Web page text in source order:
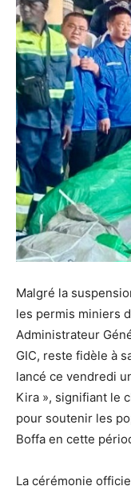
Malgré la
les permis miniers
Administrateur
GIC, reste fidèle à
lancé ce vendredi
Kira », signifiant le
pour soutenir les
Boffa en cette
La cérémonie